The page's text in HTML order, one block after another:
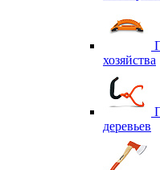
хозяйства
деревьев